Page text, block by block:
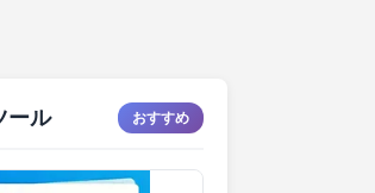
ール おすすめ